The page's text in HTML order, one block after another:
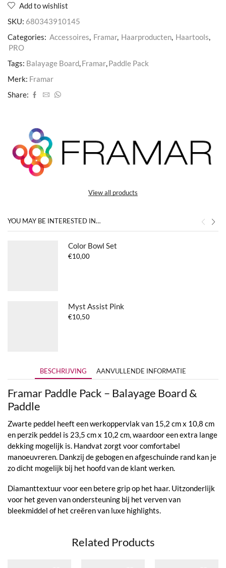
Add to wishlist
SKU: 680343910145
Categories: Accessoires, Framar, Haarproducten, Haartools,
PRO
Tags: Balayage Board,Framar,Paddle Pack
Merk: Framar
Share:
View all products
YOU MAY BE INTERESTED IN…
Color Bowl Set
€10,00
Myst Assist Pink
€10,50
BESCHRIJVING AANVULLENDE INFORMATIE
Framar Paddle Pack – Balayage Board &
Paddle
Zwarte peddel heeft een werkoppervlak van 15,2 cm x 10,8 cm
en perzik peddel is 23,5 cm x 10,2 cm, waardoor een extra lange
dekking mogelijk is. Handvat zorgt voor comfortabel
manoeuvreren. Dankzij de gebogen en afgeschuinde rand kan je
zo dicht mogelijk bij het hoofd van de klant werken.
Diamanttextuur voor een betere grip op het haar. Uitzonderlijk
voor het geven van ondersteuning bij het verven van
bleekmiddel of het creëren van luxe highlights.
Related Products